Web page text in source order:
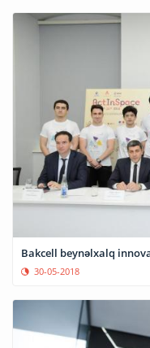
Bakcell beynəlxalq
30-05-2018